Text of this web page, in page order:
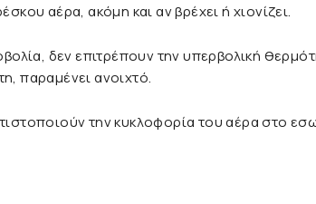
αέρα, ακόμη και αν βρέχει ή χιονίζει.
δεν επιτρέπουν την υπερβολική
παραμένει ανοιχτό.
την κυκλοφορία του αέρα στο